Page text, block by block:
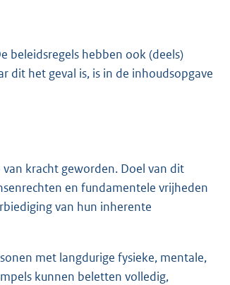
beleidsregels hebben ook (deels)
dit het geval is, is in de inhoudsopgave
kracht geworden. Doel van dit
en fundamentele vrijheden
van hun inherente
met langdurige fysieke, mentale,
kunnen beletten volledig,